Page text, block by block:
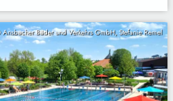
Bäder und Verkehrs GmbH, Stefanie Remel